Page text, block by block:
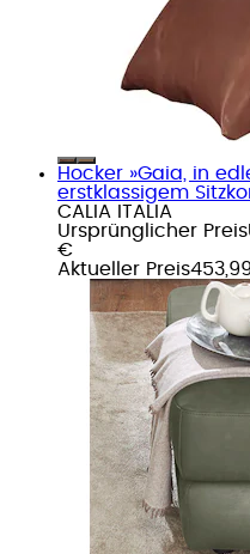
Hocker »Gaia, in
erstklassigem
CALIA ITALIA
Ursprünglicher Preis
€
Aktueller Preis